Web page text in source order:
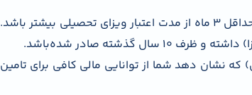
اصل و کپی پاسپورت معتبر: مدت اعتبار پاسپورت شما باید حداقل 3 ماه از مدت اعتبار ویزای تحصیلی بیشتر باشد.
نشان دهد شما از توانایی مالی کافی برای تامین